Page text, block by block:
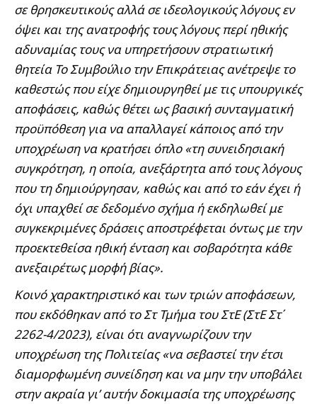
σε θρησκευτικούς αλλά σε ιδεολογικούς λόγους εν
όψει και της ανατροφής τους λόγους περί ηθικής
αδυναμίας τους να υπηρετήσουν στρατιωτική
θητεία Το Συμβούλιο την Επικράτειας ανέτρεψε το
καθεστώς που είχε δημιουργηθεί με τις υπουργικές
αποφάσεις, καθώς θέτει ως βασική συνταγματική
προϋπόθεση για να απαλλαγεί κάποιος από την
υποχρέωση να κρατήσει όπλο «τη συνειδησιακή
συγκρότηση, η οποία, ανεξάρτητα από τους λόγους
που τη δημιούργησαν, καθώς και από το εάν έχει ή
όχι υπαχθεί σε δεδομένο σχήμα ή εκδηλωθεί με
συγκεκριμένες δράσεις αποστρέφεται όντως με την
προεκτεθείσα ηθική ένταση και σοβαρότητα κάθε
ανεξαιρέτως μορφή βίας».
Κοινό χαρακτηριστικό και των τριών αποφάσεων,
που εκδόθηκαν από το Στ Τμήμα του ΣτΕ (ΣτΕ Στ΄
2262-4/2023), είναι ότι αναγνωρίζουν την
υποχρέωση της Πολιτείας «να σεβαστεί την έτσι
διαμορφωμένη συνείδηση και να μην την υποβάλει
στην ακραία γι’ αυτήν δοκιμασία της υποχρέωσης